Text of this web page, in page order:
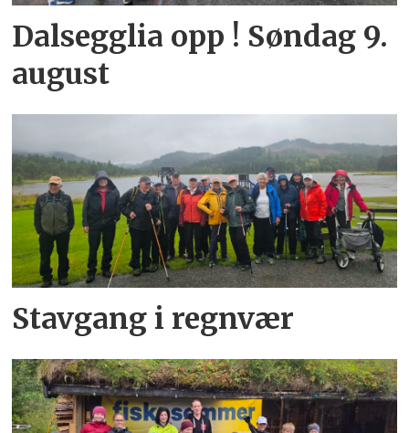
Dalsegglia opp ! Søndag 9.
august
Stavgang i regnvær